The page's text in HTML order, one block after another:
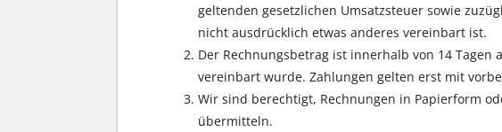
geltenden gesetzlichen Umsatzsteuer sowie
nicht ausdrücklich etwas anderes vereinbart ist.
Der Rechnungsbetrag ist innerhalb von 14
vereinbart wurde. Zahlungen gelten erst mit
Wir sind berechtigt, Rechnungen in Papierform
übermitteln.